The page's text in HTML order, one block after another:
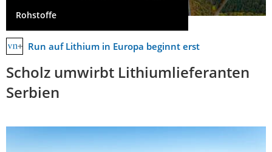
Rohstoffe
Run auf Lithium in Europa beginnt erst
Scholz umwirbt Lithiumlieferanten
Serbien